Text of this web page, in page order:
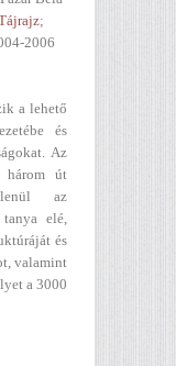
;
2006
a lehető
és
Az
három út
az
elé,
és
valamint
a 3000